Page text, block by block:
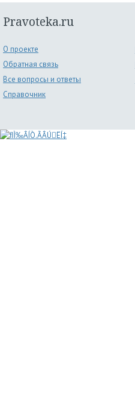
Pravoteka.ru
О проекте
Обратная связь
Все вопросы и ответы
Справочник